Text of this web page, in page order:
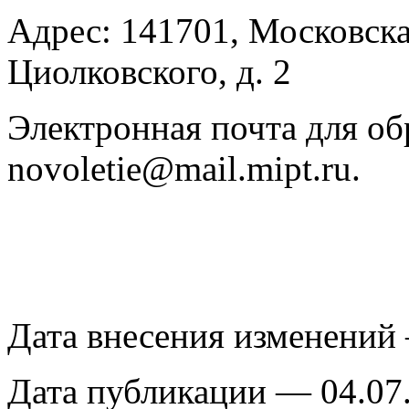
Адрес: 141701,
Циолковского, д. 2
Электронная почта для
novoletie@mail.mipt.ru.
Дата внесения
Дата публикации —